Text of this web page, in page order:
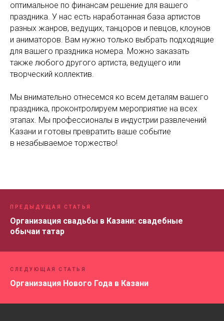
оптимальное по финансам решение для вашего
праздника. У нас есть наработанная база артистов
разных жанров, ведущих, танцоров и певцов, клоунов
и аниматоров. Вам нужно только выбрать подходящие
для вашего праздника номера. Можно заказать
также любого другого артиста, ведущего или
творческий коллектив.
Мы внимательно отнесемся ко всем деталям вашего
праздника, проконтролируем мероприятие на всех
этапах. Мы профессионалы в индустрии развлечений
Казани и готовы превратить ваше событие
в незабываемое торжество!
ПРЕДЫДУЩАЯ СТАТЬЯ
Организация свадьбы в Казани: свадебные
обычаи татар
СЛЕДУЮЩАЯ СТАТЬЯ
Организация Нового Года в Казани